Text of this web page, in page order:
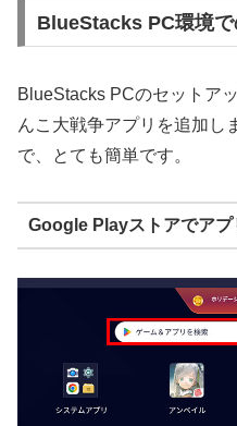
BlueStacks PC環境
BlueStacks PCのセットア
んこ大戦争アプリを追加し
で、とても簡単です。
Google Playストアでアプ